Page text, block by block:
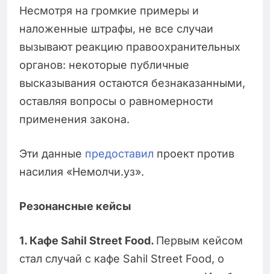
Несмотря на громкие примеры и
наложенные штрафы, не все случаи
вызывают реакцию правоохранительных
органов: некоторые публичные
высказывания остаются безнаказанными,
оставляя вопросы о равномерности
применения закона.
Эти данные предоставил проект против
насилия «Немолчи.уз».
Резонансные кейсы
1. Кафе Sahil Street Food. Первым кейсом
стал случай с кафе Sahil Street Food, о